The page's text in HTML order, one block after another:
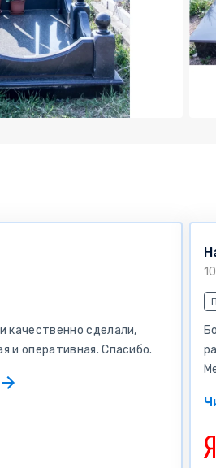
качественно сделали,
и оперативная. Спасибо.